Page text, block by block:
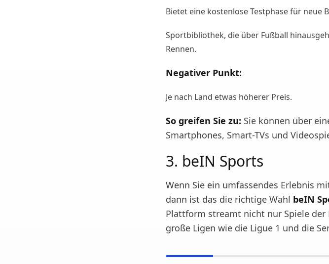
Bietet eine kostenlose Testphase für neue
Sportbibliothek, die über Fußball
Rennen.
Negativer Punkt:
Je nach Land etwas höherer Preis.
So greifen Sie zu: Sie können über
Smartphones, Smart-TVs und
3. beIN Sports
Wenn Sie ein umfassendes Erlebnis
dann ist das die richtige Wahl beIN
Plattform streamt nicht nur Spiele der
große Ligen wie die Ligue 1 und die